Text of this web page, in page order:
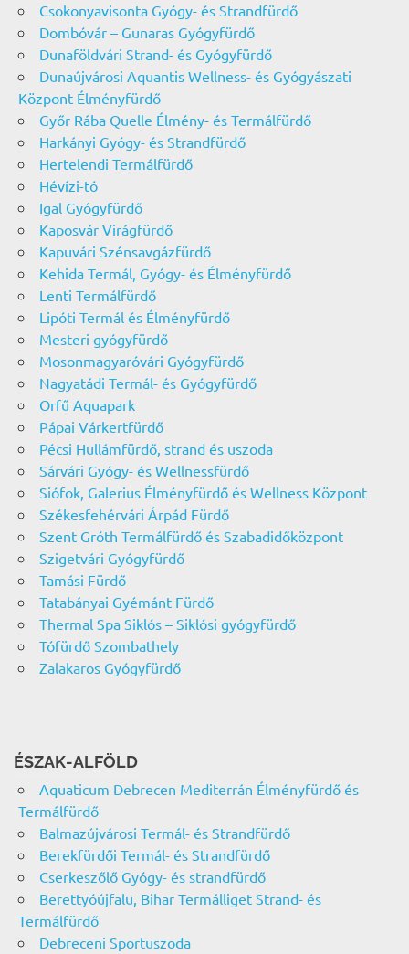
Csokonyavisonta Gyógy- és Strandfürdő
Dombóvár – Gunaras Gyógyfürdő
Dunaföldvári Strand- és Gyógyfürdő
Dunaújvárosi Aquantis Wellness- és Gyógyászati
Központ Élményfürdő
Győr Rába Quelle Élmény- és Termálfürdő
Harkányi Gyógy- és Strandfürdő
Hertelendi Termálfürdő
Hévízi-tó
Igal Gyógyfürdő
Kaposvár Virágfürdő
Kapuvári Szénsavgázfürdő
Kehida Termál, Gyógy- és Élményfürdő
Lenti Termálfürdő
Lipóti Termál és Élményfürdő
Mesteri gyógyfürdő
Mosonmagyaróvári Gyógyfürdő
Nagyatádi Termál- és Gyógyfürdő
Orfű Aquapark
Pápai Várkertfürdő
Pécsi Hullámfürdő, strand és uszoda
Sárvári Gyógy- és Wellnessfürdő
Siófok, Galerius Élményfürdő és Wellness Központ
Székesfehérvári Árpád Fürdő
Szent Gróth Termálfürdő és Szabadidőközpont
Szigetvári Gyógyfürdő
Tamási Fürdő
Tatabányai Gyémánt Fürdő
Thermal Spa Siklós – Siklósi gyógyfürdő
Tófürdő Szombathely
Zalakaros Gyógyfürdő
ÉSZAK-ALFÖLD
Aquaticum Debrecen Mediterrán Élményfürdő és
Termálfürdő
Balmazújvárosi Termál- és Strandfürdő
Berekfürdői Termál- és Strandfürdő
Cserkeszőlő Gyógy- és strandfürdő
Berettyóújfalu, Bihar Termálliget Strand- és
Termálfürdő
Debreceni Sportuszoda